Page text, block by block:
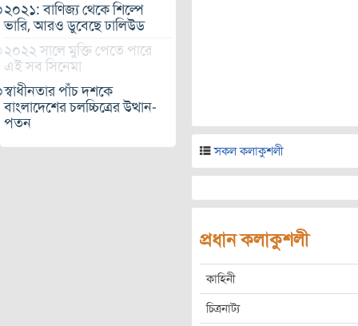
২০২১: বাণিজ্য থেকে শিল্পে
ভারি, আরও ডুবেছে ঢালিউড
২০২২ সালে মুক্তি পেতে পারে
এই সব সিনেমা
স্বাধীনতার পাঁচ দশকে
বাংলাদেশের চলচ্চিত্রের উত্থান-
পতন
সকল কলাকুশলী
প্রধান কলাকুশলী
কাহিনী
চিত্রনাট্য